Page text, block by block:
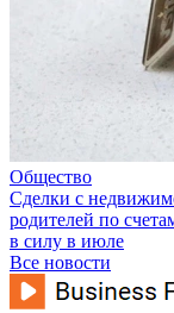
Общество
Сделки с
родителей по
в силу в июле
Все новости